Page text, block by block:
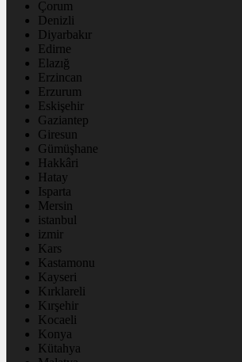
Çorum
Denizli
Diyarbakır
Edirne
Elazığ
Erzincan
Erzurum
Eskişehir
Gaziantep
Giresun
Gümüşhane
Hakkâri
Hatay
Isparta
Mersin
istanbul
izmir
Kars
Kastamonu
Kayseri
Kırklareli
Kırşehir
Kocaeli
Konya
Kütahya